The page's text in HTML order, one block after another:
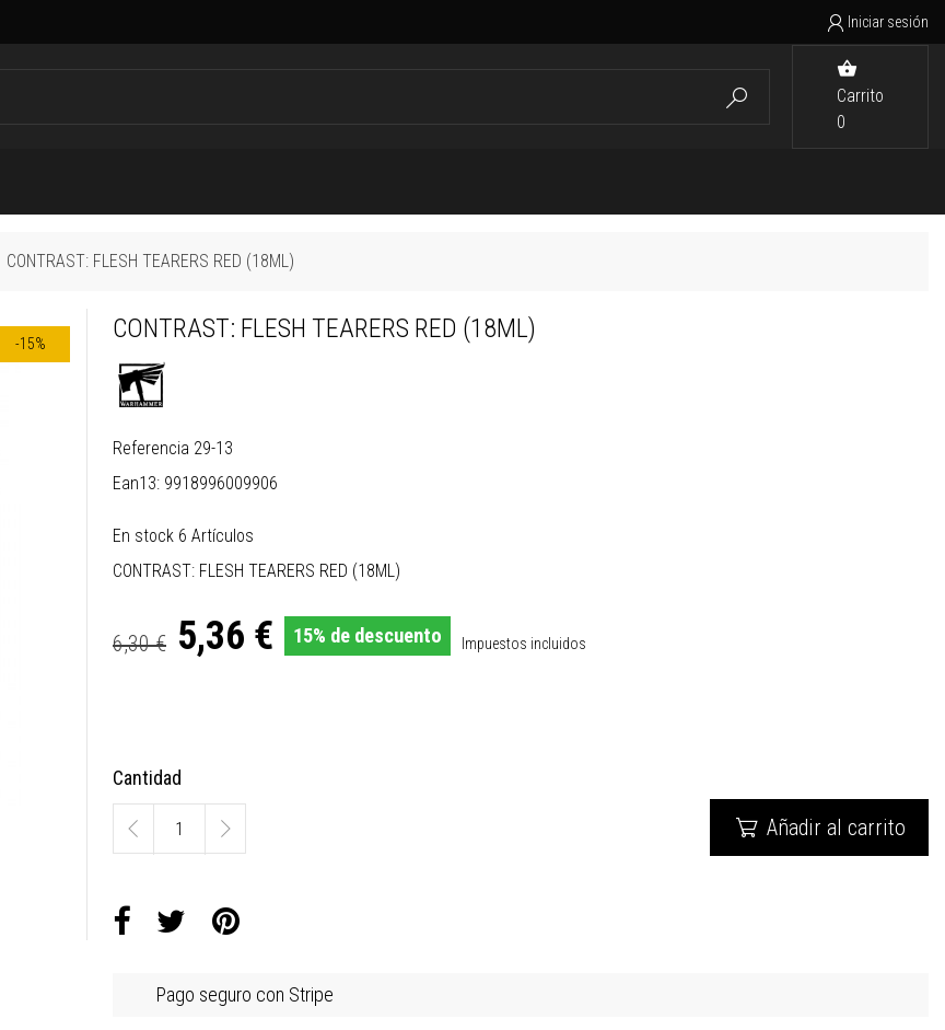
 Iniciar sesión


Carrito
0
CONTRAST: FLESH TEARERS RED (18ML)
-15%
CONTRAST: FLESH TEARERS RED (18ML)
Referencia 29-13
Ean13: 9918996009906
En stock 6 Artículos
CONTRAST: FLESH TEARERS RED (18ML)
6,30 € 5,36 € 15% de descuento Impuestos incluidos
Cantidad
 Añadir al carrito
Pago seguro con Stripe